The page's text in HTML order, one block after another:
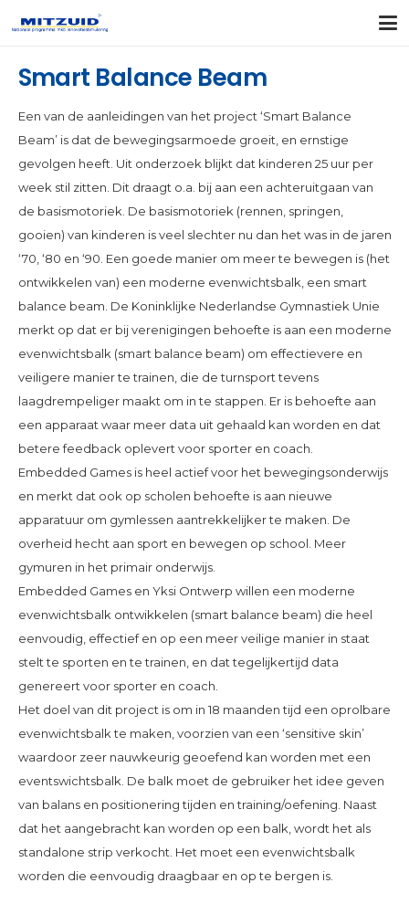
Smart Balance Beam
Een van de aanleidingen van het project ‘Smart Balance
Beam’ is dat de bewegingsarmoede groeit, en ernstige
gevolgen heeft. Uit onderzoek blijkt dat kinderen 25 uur per
week stil zitten. Dit draagt o.a. bij aan een achteruitgaan van
de basismotoriek. De basismotoriek (rennen, springen,
gooien) van kinderen is veel slechter nu dan het was in de jaren
‘70, ‘80 en ‘90. Een goede manier om meer te bewegen is (het
ontwikkelen van) een moderne evenwichtsbalk, een smart
balance beam. De Koninklijke Nederlandse Gymnastiek Unie
merkt op dat er bij verenigingen behoefte is aan een moderne
evenwichtsbalk (smart balance beam) om effectievere en
veiligere manier te trainen, die de turnsport tevens
laagdrempeliger maakt om in te stappen. Er is behoefte aan
een apparaat waar meer data uit gehaald kan worden en dat
betere feedback oplevert voor sporter en coach.
Embedded Games is heel actief voor het bewegingsonderwijs
en merkt dat ook op scholen behoefte is aan nieuwe
apparatuur om gymlessen aantrekkelijker te maken. De
overheid hecht aan sport en bewegen op school. Meer
gymuren in het primair onderwijs.
Embedded Games en Yksi Ontwerp willen een moderne
evenwichtsbalk ontwikkelen (smart balance beam) die heel
eenvoudig, effectief en op een meer veilige manier in staat
stelt te sporten en te trainen, en dat tegelijkertijd data
genereert voor sporter en coach.
Het doel van dit project is om in 18 maanden tijd een oprolbare
evenwichtsbalk te maken, voorzien van een ‘sensitive skin’
waardoor zeer nauwkeurig geoefend kan worden met een
eventswichtsbalk. De balk moet de gebruiker het idee geven
van balans en positionering tijden en training/oefening. Naast
dat het aangebracht kan worden op een balk, wordt het als
standalone strip verkocht. Het moet een evenwichtsbalk
worden die eenvoudig draagbaar en op te bergen is.